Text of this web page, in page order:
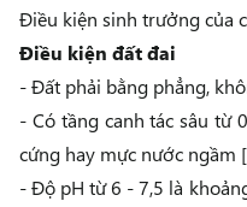
Điều kiện sinh trưởng của
Điều kiện đất đai
- Đất phải bằng phẳng,
- Có tầng canh tác sâu từ
cứng hay mực nước ngầm
- Độ pH từ 6 - 7,5 là